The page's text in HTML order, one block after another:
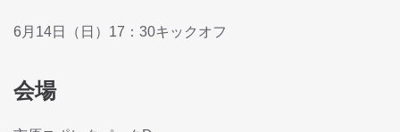
6月14日（日）17：30キックオフ
会場